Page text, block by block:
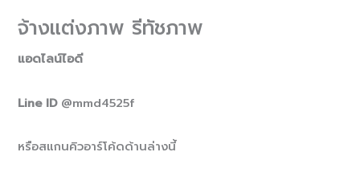
จ้างแต่งภาพ รีทัชภาพ
แอดไลน์ไอดี
Line ID @mmd4525f
หรือสแกนคิวอาร์โค้ดด้านล่างนี้